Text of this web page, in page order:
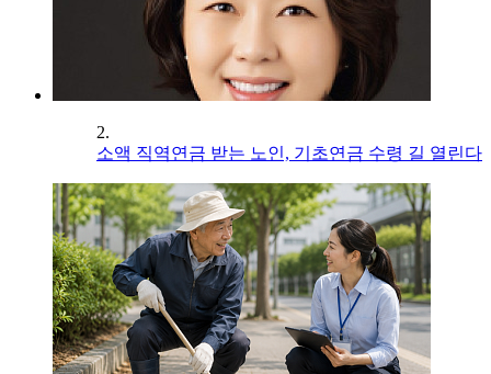
2.
소액 직역연금 받는 노인, 기초연금 수령 길 열린다